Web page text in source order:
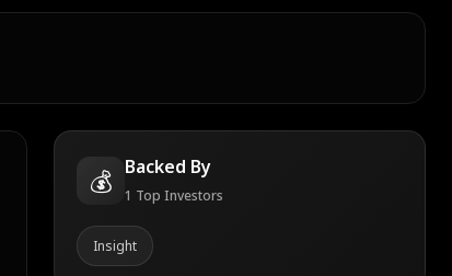
💰 Backed By
1 Top Investors
Insight